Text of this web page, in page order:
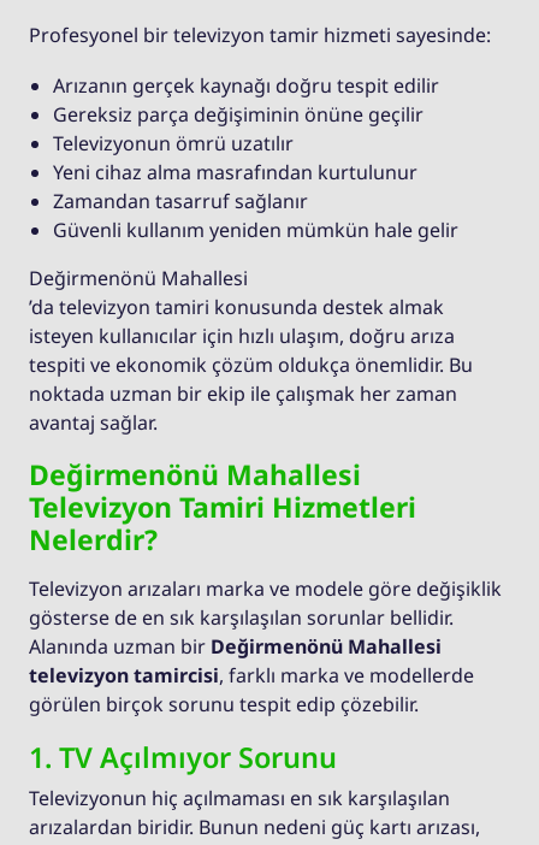
Profesyonel bir televizyon tamir hizmeti sayesinde:
Arızanın gerçek kaynağı doğru tespit edilir
Gereksiz parça değişiminin önüne geçilir
Televizyonun ömrü uzatılır
Yeni cihaz alma masrafından kurtulunur
Zamandan tasarruf sağlanır
Güvenli kullanım yeniden mümkün hale gelir
Değirmenönü Mahallesi
’da televizyon tamiri konusunda destek almak
isteyen kullanıcılar için hızlı ulaşım, doğru arıza
tespiti ve ekonomik çözüm oldukça önemlidir. Bu
noktada uzman bir ekip ile çalışmak her zaman
avantaj sağlar.
Değirmenönü Mahallesi
Televizyon Tamiri Hizmetleri
Nelerdir?
Televizyon arızaları marka ve modele göre değişiklik
gösterse de en sık karşılaşılan sorunlar bellidir.
Alanında uzman bir Değirmenönü Mahallesi
televizyon tamircisi, farklı marka ve modellerde
görülen birçok sorunu tespit edip çözebilir.
1. TV Açılmıyor Sorunu
Televizyonun hiç açılmaması en sık karşılaşılan
arızalardan biridir. Bunun nedeni güç kartı arızası,